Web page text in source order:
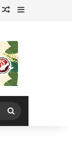
Publicación al azar
Barra lateral
Buscar
por